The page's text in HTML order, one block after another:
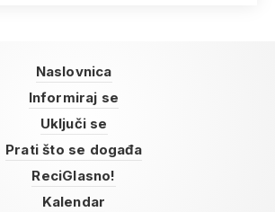
Naslovnica
Informiraj se
Uključi se
Prati što se događa
ReciGlasno!
Kalendar